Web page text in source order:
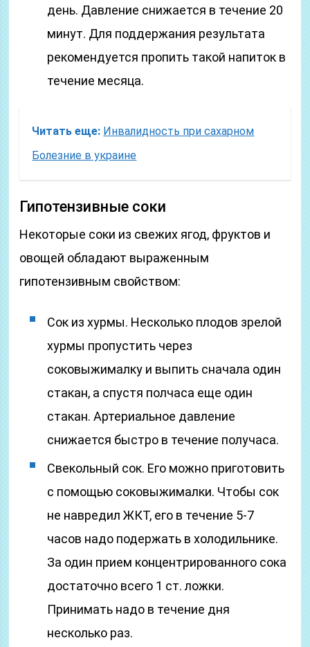
день. Давление снижается в течение 20
минут. Для поддержания результата
рекомендуется пропить такой напиток в
течение месяца.
Читать еще: Инвалидность при сахарном
Болезние в украине
Гипотензивные соки
Некоторые соки из свежих ягод, фруктов и
овощей обладают выраженным
гипотензивным свойством:
Сок из хурмы. Несколько плодов зрелой
хурмы пропустить через
соковыжималку и выпить сначала один
стакан, а спустя полчаса еще один
стакан. Артериальное давление
снижается быстро в течение получаса.
Свекольный сок. Его можно приготовить
с помощью соковыжималки. Чтобы сок
не навредил ЖКТ, его в течение 5-7
часов надо подержать в холодильнике.
За один прием концентрированного сока
достаточно всего 1 ст. ложки.
Принимать надо в течение дня
несколько раз.